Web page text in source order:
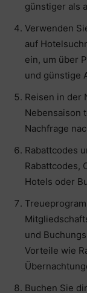
günstiger als
Verwenden
auf
ein, um über
und günstige
Reisen in der
Nebensaison
Nachfrage
Rabattcodes
Rabattcodes,
Hotels oder
und
Vorteile wie
Buchen Sie